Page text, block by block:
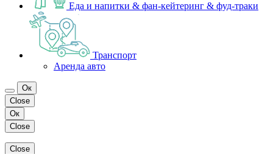
Еда и напитки & фан-кейтеринг & фуд-траки
Транспорт
Аренда авто
Ок
Close
Ок
Close
Close